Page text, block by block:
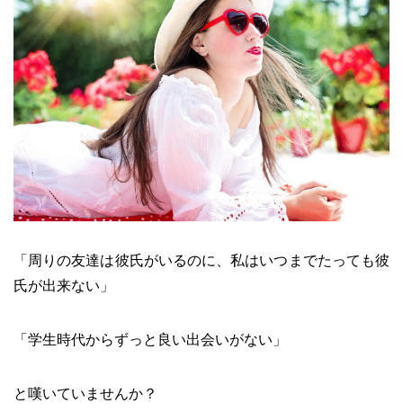
「周りの友達は彼氏がいるのに、私はいつまでたっても彼
氏が出来ない」
「学生時代からずっと良い出会いがない」
と嘆いていませんか？